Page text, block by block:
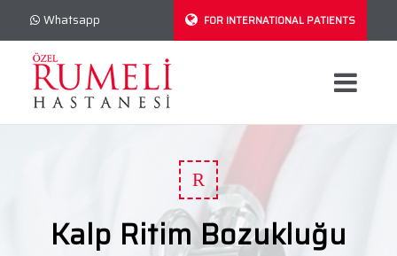
Whatsapp FOR INTERNATIONAL PATIENTS
R
Kalp Ritim Bozukluğu